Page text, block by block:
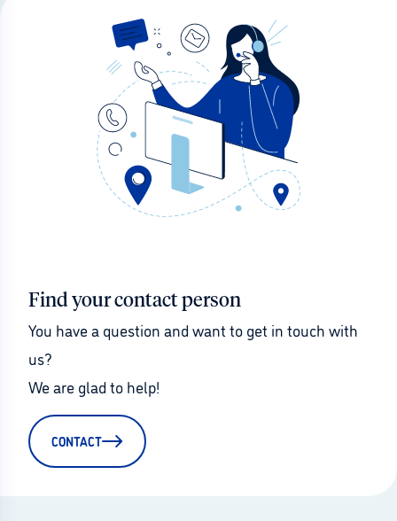
Find your contact person
You have a question and want to get in touch with
us?
We are glad to help!
CONTACT